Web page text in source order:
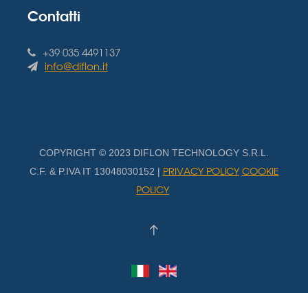
Contatti
+39 035 4491137
info@diflon.it
COPYRIGHT © 2023 DIFLON TECHNOLOGY S.R.L.
C.F. & P.IVA IT 13048030152 | PRIVACY POLICY COOKIE
POLICY